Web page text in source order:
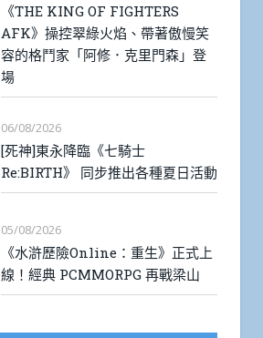
《THE KING OF FIGHTERS
AFK》操控翠綠火焰、帶著傲慢笑
容的格鬥家「阿修．克里門森」登
場
06/08/2026
[死神]東永降臨《七騎士
Re:BIRTH》 同步推出各種夏日活動
05/08/2026
《水滸歷險Online：重生》正式上
線！經典 PCMMORPG 再戰梁山